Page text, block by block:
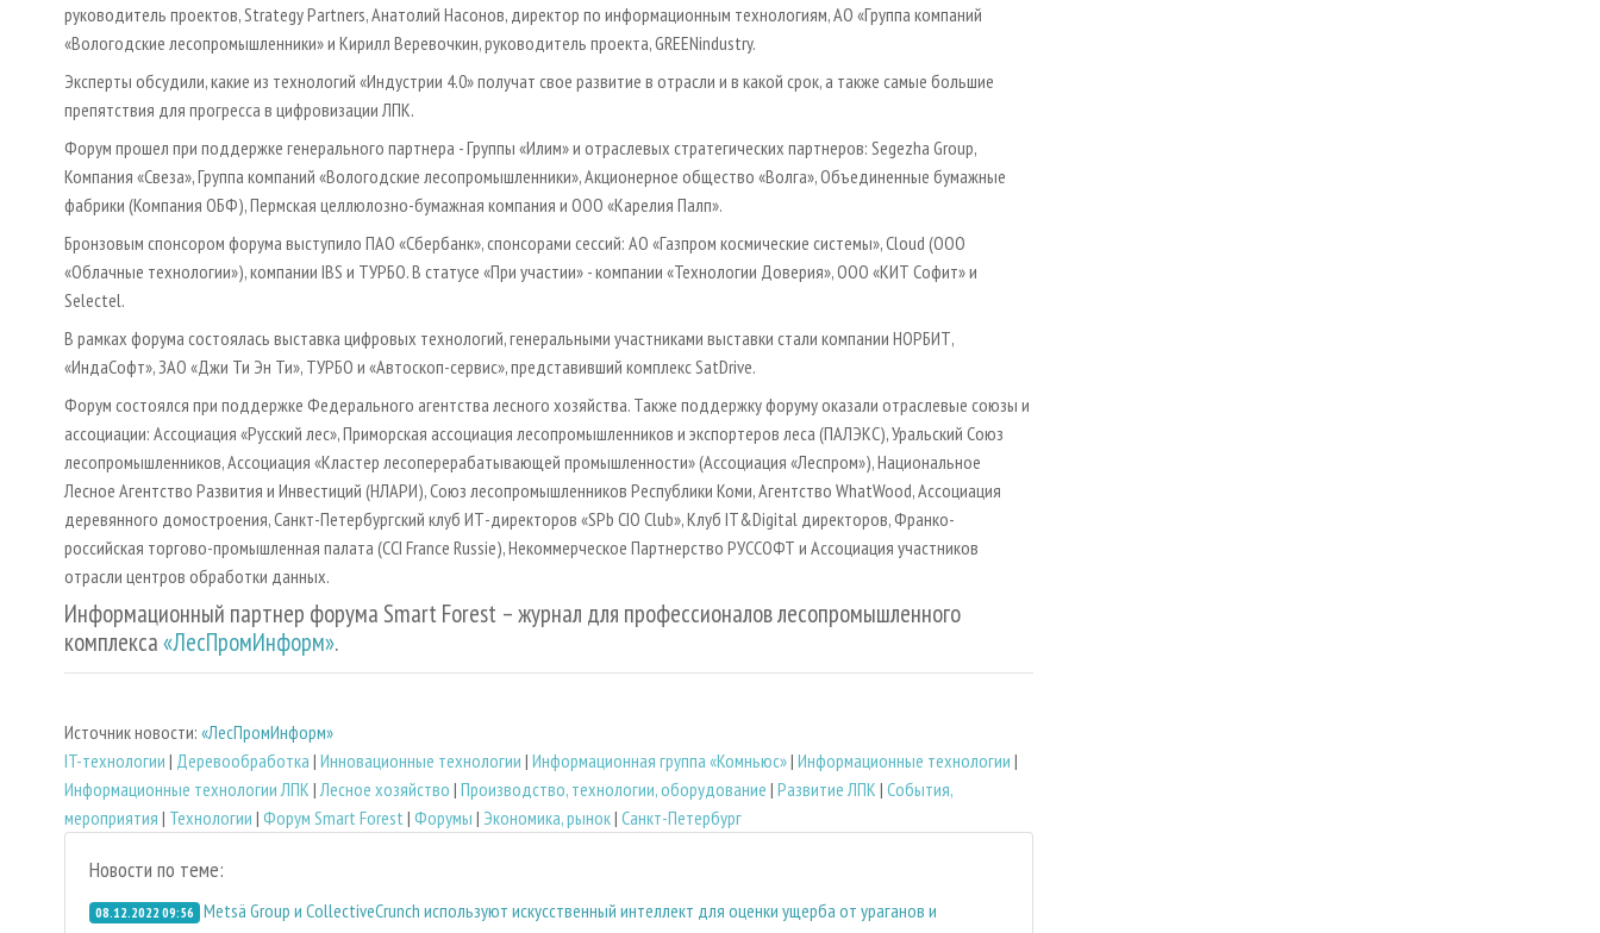
руководитель проектов, Strategy Partners, Анатолий Насонов, директор по информационным технологиям, АО «Группа компаний
«Вологодские лесопромышленники» и Кирилл Веревочкин, руководитель проекта, GREENindustry.
Эксперты обсудили, какие из технологий «Индустрии 4.0» получат свое развитие в отрасли и в какой срок, а также самые большие
препятствия для прогресса в цифровизации ЛПК.
Форум прошел при поддержке генерального партнера - Группы «Илим» и отраслевых стратегических партнеров: Segezha Group,
Компания «Свеза», Группа компаний «Вологодские лесопромышленники», Акционерное общество «Волга», Объединенные бумажные
фабрики (Компания ОБФ), Пермская целлюлозно-бумажная компания и ООО «Карелия Палп».
Бронзовым спонсором форума выступило ПАО «Сбербанк», спонсорами сессий: АО «Газпром космические системы», Cloud (ООО
«Облачные технологии»), компании IBS и ТУРБО. В статусе «При участии» - компании «Технологии Доверия», ООО «КИТ Софит» и
Selectel.
В рамках форума состоялась выставка цифровых технологий, генеральными участниками выставки стали компании НОРБИТ,
«ИндаСофт», ЗАО «Джи Ти Эн Ти», ТУРБО и «Автоскоп-сервис», представивший комплекс SatDrive.
Форум состоялся при поддержке Федерального агентства лесного хозяйства. Также поддержку форуму оказали отраслевые союзы и
ассоциации: Ассоциация «Русский лес», Приморская ассоциация лесопромышленников и экспортеров леса (ПАЛЭКС), Уральский Союз
лесопромышленников, Ассоциация «Кластер лесоперерабатывающей промышленности» (Ассоциация «Леспром»), Национальное
Лесное Агентство Развития и Инвестиций (НЛАРИ), Союз лесопромышленников Республики Коми, Агентство WhatWood, Ассоциация
деревянного домостроения, Санкт-Петербургский клуб ИТ-директоров «SPb CIO Club», Клуб IT&Digital директоров, Франко-
российская торгово-промышленная палата (CCI France Russie), Некоммерческое Партнерство РУССОФТ и Ассоциация участников
отрасли центров обработки данных.
Информационный партнер форума Smart Forest – журнал для профессионалов лесопромышленного
комплекса«ЛесПромИнформ».
Источник новости: «ЛесПромИнформ»
IT-технологии | Деревообработка | Инновационные технологии | Информационная группа «Комньюс»| Информационные технологии |
Информационные технологии ЛПК | Лесное хозяйство | Производство, технологии, оборудование | Развитие ЛПК | События,
мероприятия | Технологии | Форум Smart Forest | Форумы | Экономика, рынок| Санкт-Петербург
Новости по теме:
08.12.2022 09:56 Metsä Group и CollectiveCrunch используют искусственный интеллект для оценки ущерба от ураганов и